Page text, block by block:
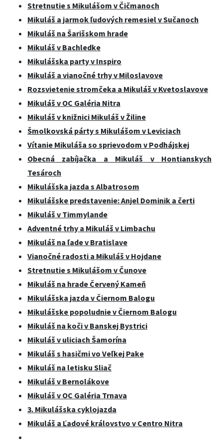
Stretnutie s Mikulášom v Čičmanoch
Mikuláš a jarmok ľudových remesiel v Sučanoch
Mikuláš na Šarišskom hrade
Mikuláš v Bachledke
Mikulášska party v Inspiro
Mikuláš a vianočné trhy v Miloslavove
Rozsvietenie stromčeka a Mikuláš v Kvetoslavove
Mikuláš v OC Galéria Nitra
Mikuláš v knižnici Mikuláš v Žiline
Šmolkovská párty s Mikulášom v Leviciach
Vítanie Mikuláša so sprievodom v Podhájskej
Obecná zabíjačka a Mikuláš v Hontianskych
Tesároch
Mikulášska jazda s Albatrosom
Mikulášske predstavenie: Anjel Dominik a čerti
Mikuláš v Timmylande
Adventné trhy a Mikuláš v Limbachu
Mikuláš na ľade v Bratislave
Vianočné radosti a Mikuláš v Hojdane
Stretnutie s Mikulášom v Čunove
Mikuláš na hrade Červený Kameň
Mikulášska jazda v Čiernom Balogu
Mikulášske popoludnie v Čiernom Balogu
Mikuláš na koči v Banskej Bystrici
Mikuláš v uliciach Šamorína
Mikuláš s hasičmi vo Veľkej Pake
Mikuláš na letisku Sliač
Mikuláš v Bernolákove
Mikuláš v OC Galéria Trnava
3. Mikulášska cyklojazda
Mikuláš a Ľadové královstvo v Centro Nitra